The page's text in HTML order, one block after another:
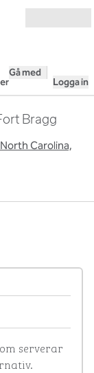
Gå med
Logga in
Bragg
Carolina,
serverar